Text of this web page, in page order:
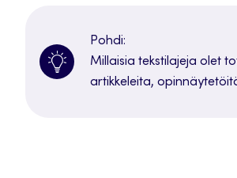
Pohdi:
Millaisia tekstilajeja olet
artikkeleita,